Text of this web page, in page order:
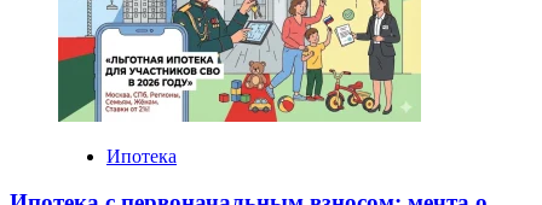
Ипотека